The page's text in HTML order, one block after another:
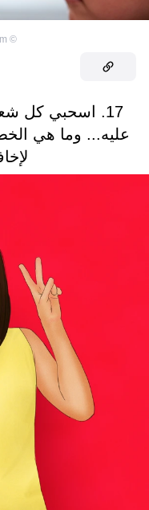
©
17. اسحبي كل
عليه... وما هي